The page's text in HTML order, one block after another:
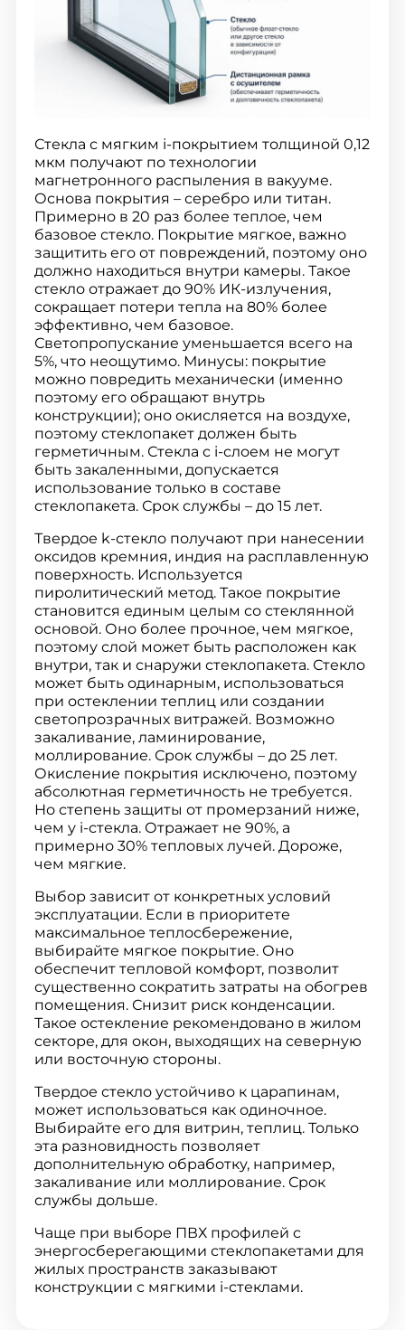
Стекла с мягким i-покрытием толщиной 0,12
мкм получают по технологии
магнетронного распыления в вакууме.
Основа покрытия – серебро или титан.
Примерно в 20 раз более теплое, чем
базовое стекло. Покрытие мягкое, важно
защитить его от повреждений, поэтому оно
должно находиться внутри камеры. Такое
стекло отражает до 90% ИК-излучения,
сокращает потери тепла на 80% более
эффективно, чем базовое.
Светопропускание уменьшается всего на
5%, что неощутимо. Минусы: покрытие
можно повредить механически (именно
поэтому его обращают внутрь
конструкции); оно окисляется на воздухе,
поэтому стеклопакет должен быть
герметичным. Стекла с i-слоем не могут
быть закаленными, допускается
использование только в составе
стеклопакета. Срок службы – до 15 лет.
Твердое k-стекло получают при нанесении
оксидов кремния, индия на расплавленную
поверхность. Используется
пиролитический метод. Такое покрытие
становится единым целым со стеклянной
основой. Оно более прочное, чем мягкое,
поэтому слой может быть расположен как
внутри, так и снаружи стеклопакета. Стекло
может быть одинарным, использоваться
при остеклении теплиц или создании
светопрозрачных витражей. Возможно
закаливание, ламинирование,
моллирование. Срок службы – до 25 лет.
Окисление покрытия исключено, поэтому
абсолютная герметичность не требуется.
Но степень защиты от промерзаний ниже,
чем у i-стекла. Отражает не 90%, а
примерно 30% тепловых лучей. Дороже,
чем мягкие.
Выбор зависит от конкретных условий
эксплуатации. Если в приоритете
максимальное теплосбережение,
выбирайте мягкое покрытие. Оно
обеспечит тепловой комфорт, позволит
существенно сократить затраты на обогрев
помещения. Снизит риск конденсации.
Такое остекление рекомендовано в жилом
секторе, для окон, выходящих на северную
или восточную стороны.
Твердое стекло устойчиво к царапинам,
может использоваться как одиночное.
Выбирайте его для витрин, теплиц. Только
эта разновидность позволяет
дополнительную обработку, например,
закаливание или моллирование. Срок
службы дольше.
Чаще при выборе ПВХ профилей с
энергосберегающими стеклопакетами для
жилых пространств заказывают
конструкции с мягкими i-стеклами.